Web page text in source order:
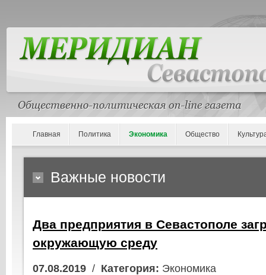
Главная Политика Экономика Общество
Важные новости
Два предприятия в Севастополе
окружающую среду
07.08.2019 / Категория: Экономика